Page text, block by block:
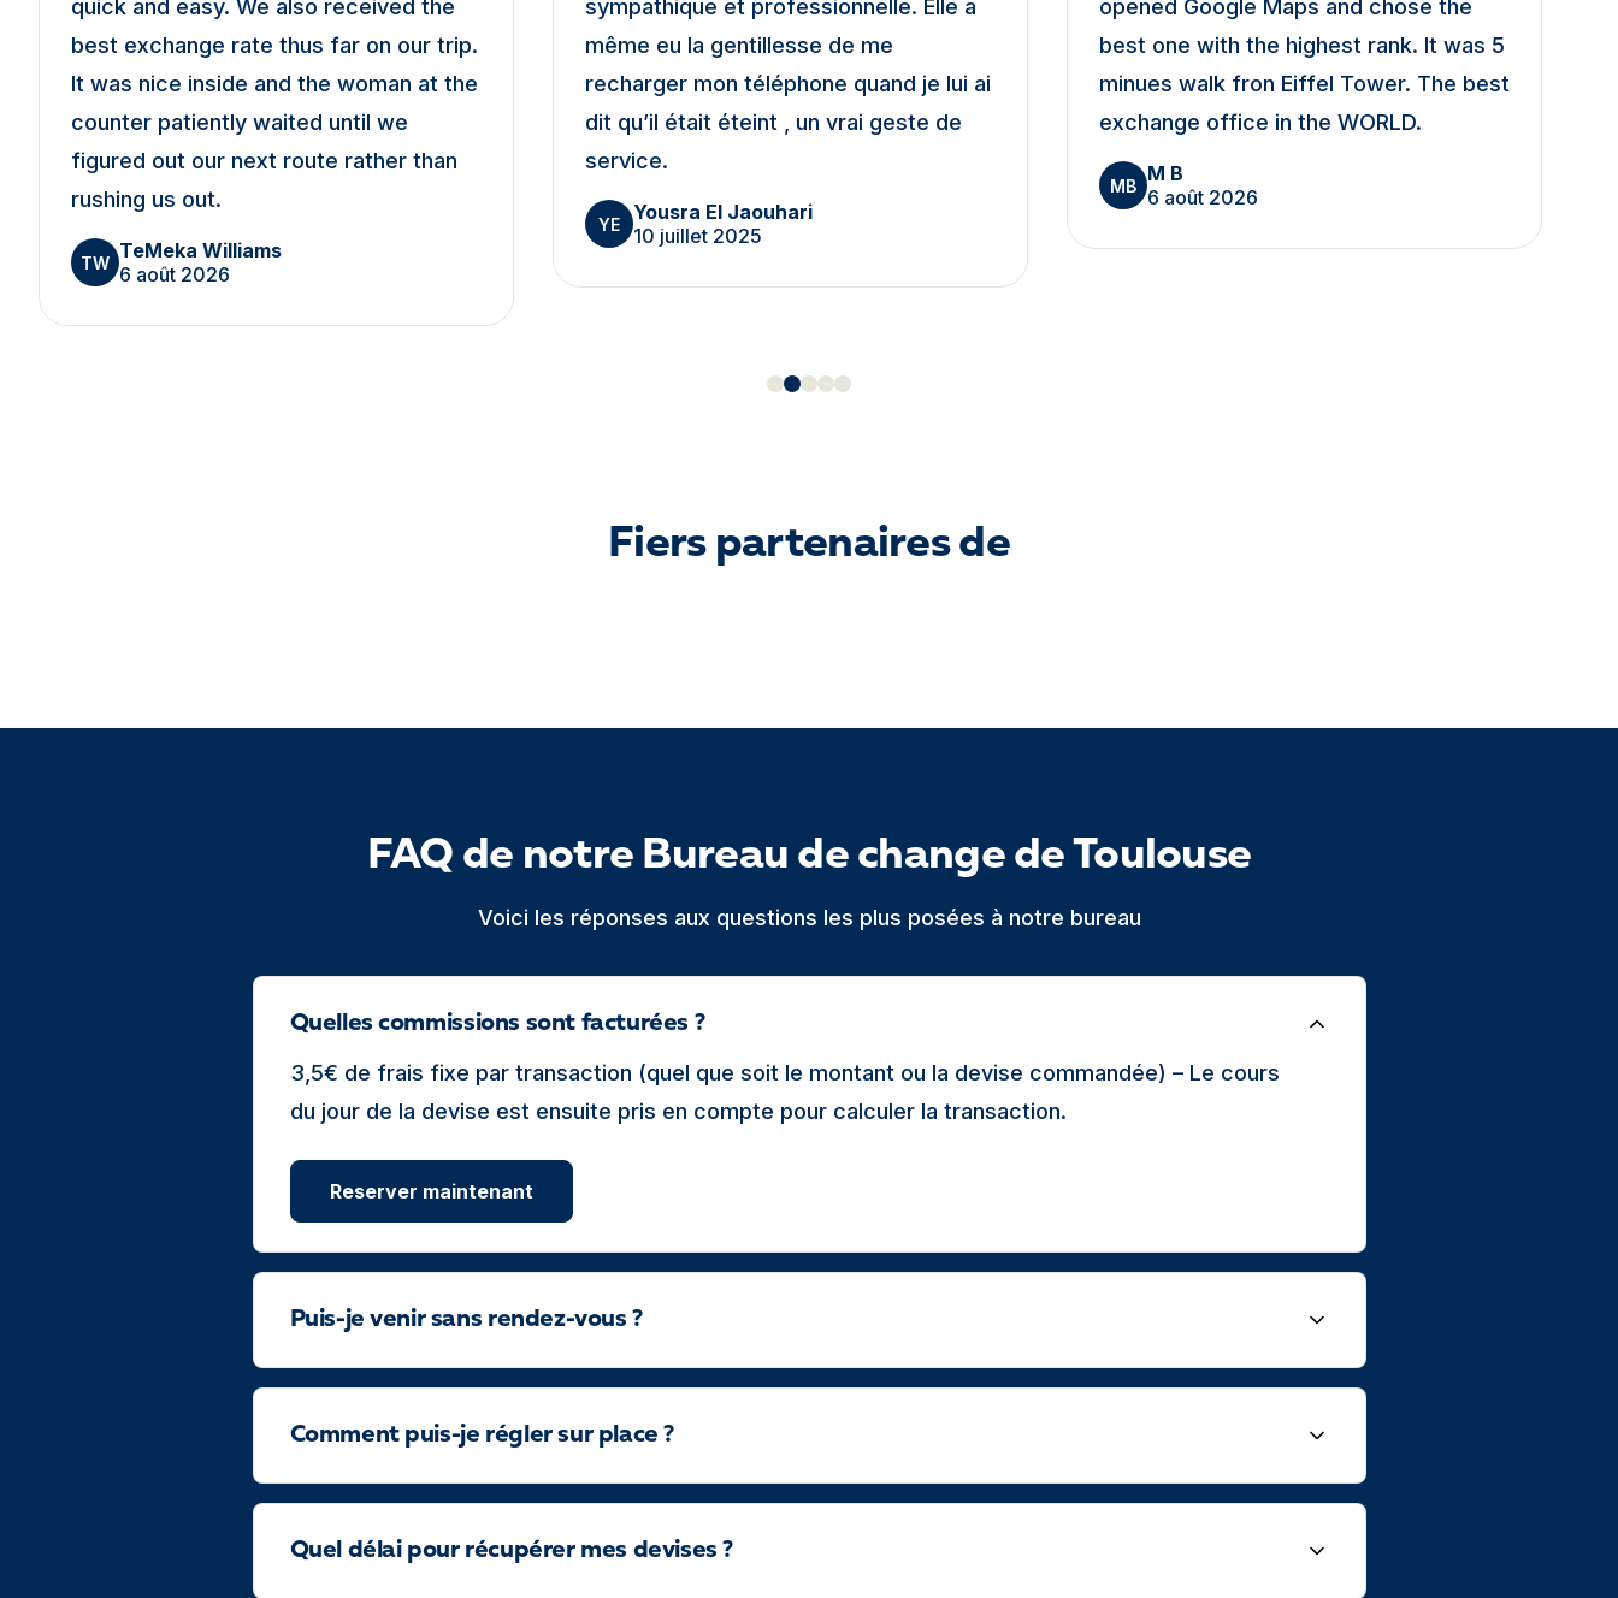
quick and easy. We also received the
best exchange rate thus far on our trip.
It was nice inside and the woman at the
counter patiently waited until we
figured out our next route rather than
rushing us out.
TW TeMeka Williams
6 août 2026
sympathique et professionnelle. Elle a
même eu la gentillesse de me
recharger mon téléphone quand je lui ai
dit qu’il était éteint , un vrai geste de
service.
YE
Yousra El Jaouhari
10 juillet 2025
opened Google Maps and chose the
best one with the highest rank. It was 5
minues walk fron Eiffel Tower. The best
exchange office in the WORLD.
MB M B
6 août 2026
Fiers partenaires de
FAQ de notre Bureau de change de Toulouse
Voici les réponses aux questions les plus posées à notre bureau
Quelles commissions sont facturées ?
3,5€ de frais fixe par transaction (quel que soit le montant ou la devise commandée) – Le cours
du jour de la devise est ensuite pris en compte pour calculer la transaction.
Reserver maintenant
Puis-je venir sans rendez-vous ?
Comment puis-je régler sur place ?
Quel délai pour récupérer mes devises ?